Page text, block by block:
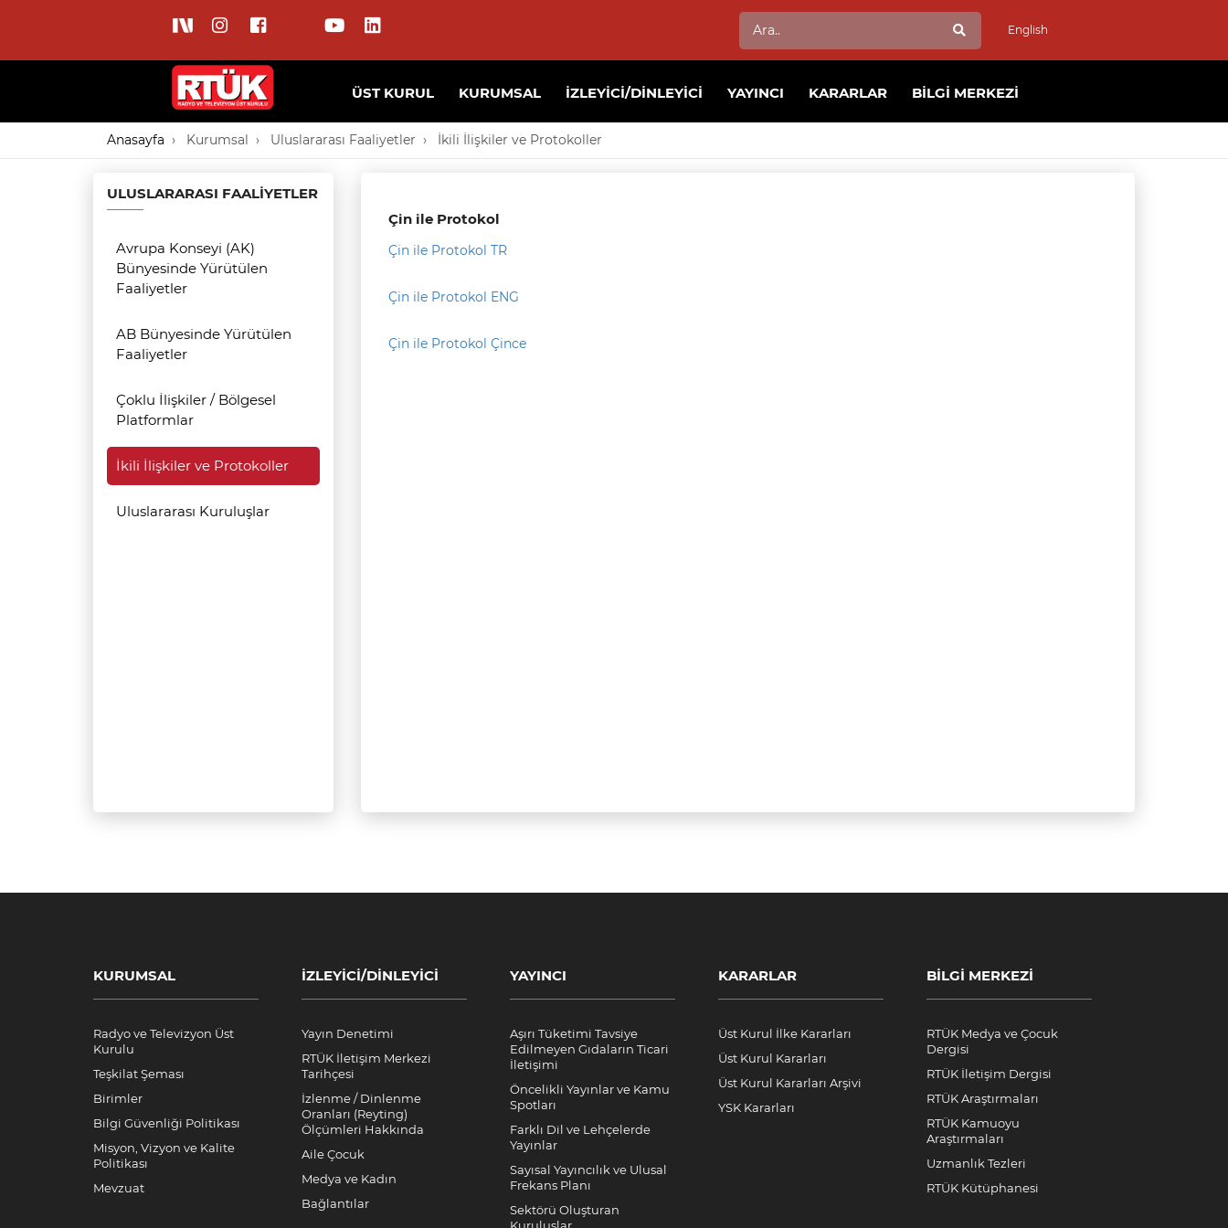
English
ÜST KURUL KURUMSAL İZLEYICI/DINLEYICI YAYINCI KARARLAR BILGI MERKEZI
Anasayfa Kurumsal Uluslararası Faaliyetler İkili İlişkiler ve Protokoller
ULUSLARARASI FAALIYETLER
Avrupa Konseyi (AK)
Bünyesinde Yürütülen
Faaliyetler
AB Bünyesinde Yürütülen
Faaliyetler
Çoklu İlişkiler / Bölgesel
Platformlar
İkili İlişkiler ve Protokoller
Uluslararası Kuruluşlar
Çin ile Protokol
Çin ile Protokol TR
Çin ile Protokol ENG
Çin ile Protokol Çince
KURUMSAL
Radyo ve Televizyon Üst
Kurulu
Teşkilat Şeması
Birimler
Bilgi Güvenliği Politikası
Misyon, Vizyon ve Kalite
Politikası
Mevzuat
İZLEYICI/DINLEYICI
Yayın Denetimi
RTÜK İletişim Merkezi
Tarihçesi
İzlenme / Dinlenme
Oranları (Reyting)
Ölçümleri Hakkında
Aile Çocuk
Medya ve Kadın
Bağlantılar
YAYINCI
Aşırı Tüketimi Tavsiye
Edilmeyen Gıdaların Ticari
İletişimi
Öncelikli Yayınlar ve Kamu
Spotları
Farklı Dil ve Lehçelerde
Yayınlar
Sayısal Yayıncılık ve Ulusal
Frekans Planı
Sektörü Oluşturan
KARARLAR
Üst Kurul İlke Kararları
Üst Kurul Kararları
Üst Kurul Kararları Arşivi
YSK Kararları
BILGI MERKEZI
RTÜK Medya ve Çocuk
Dergisi
RTÜK İletişim Dergisi
RTÜK Araştırmaları
RTÜK Kamuoyu
Araştırmaları
Uzmanlık Tezleri
RTÜK Kütüphanesi